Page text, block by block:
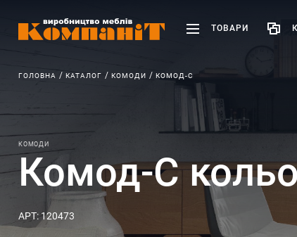
ТОВАРИ
ГОЛОВНА КАТАЛОГ КОМОДИ КОМОД-С
КОМОДИ
Комод-С
АРТ: 120473